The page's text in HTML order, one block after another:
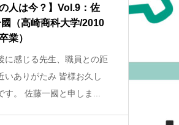
の人は今？】Vol.9：佐
（高崎商科大学/2010
業）
に感じる先生、職員との距
いありがたみ 皆様お久し
す。 佐藤一國と申しま...